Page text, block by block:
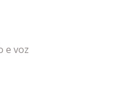
e voz